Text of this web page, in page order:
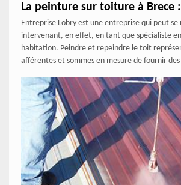
La peinture sur toiture à Brece
Entreprise Lobry est une entreprise qui peut
intervenant, en effet, en tant que spécialiste
habitation. Peindre et repeindre le toit
afférentes et sommes en mesure de fournir